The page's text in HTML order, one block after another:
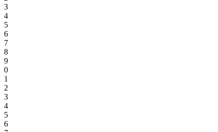
3
4
5
6
7
8
9
0
1
2
3
4
5
6